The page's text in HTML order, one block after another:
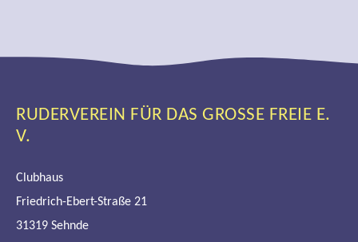
RUDERVEREIN FÜR DAS GROSSE FREIE E. V
.
Clubhaus
Friedrich-Ebert-Straße 21
31319 Sehnde